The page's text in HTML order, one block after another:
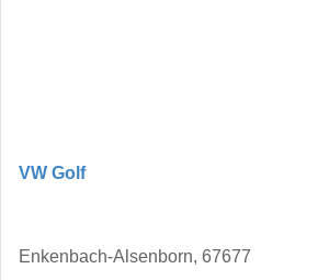
VW Golf
Enkenbach-Alsenborn, 67677